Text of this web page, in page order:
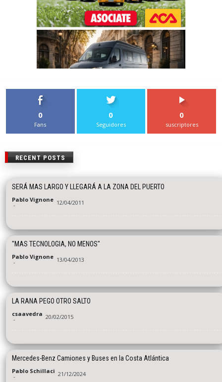
0
Fans
0
Seguidores
0
suscriptores
RECENT POSTS
SERÁ MAS LARGO Y LLEGARÁ A LA ZONA DEL PUERTO
Pablo Vignone
- 12/04/2011
"MAS TECNOLOGIA, NO MENOS"
Pablo Vignone
- 13/04/2013
LA RANA PEGO OTRO SALTO
csaavedra
- 20/02/2015
Mercedes-Benz Camiones y Buses en la Costa Atlántica
Pablo Schillaci
- 21/12/2024